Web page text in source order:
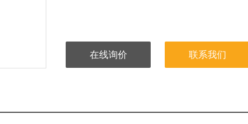
在线询价 联系我们